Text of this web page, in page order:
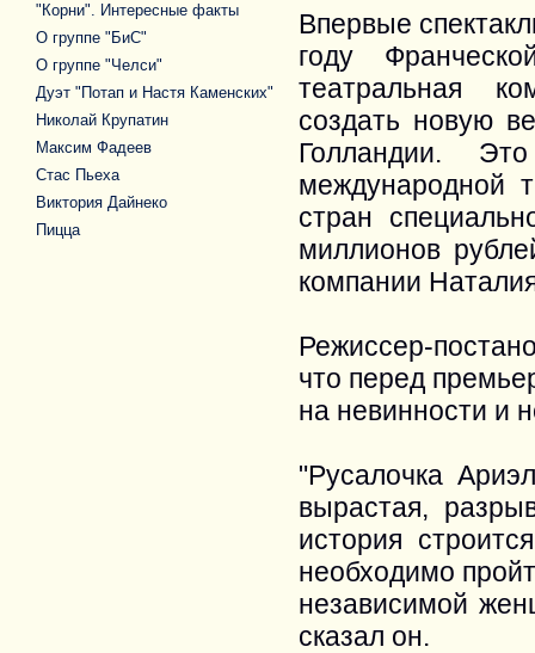
Впервые
году
театральная
создать новую
Голландии.
международной
стран
миллионов
компании
Режиссер-
что перед
на невинности и
"Русалочка
вырастая,
история
необходимо
независимой
сказал он.
"Корни". Интересные факты
О группе "БиС"
О группе "Челси"
Дуэт "Потап и Настя Каменских"
Николай Крупатин
Максим Фадеев
Стас Пьеха
Виктория Дайнеко
Пицца